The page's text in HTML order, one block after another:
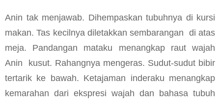
Anin tak menjawab. Dihempaskan tubuhnya di kursi
makan. Tas kecilnya diletakkan sembarangan di atas
meja. Pandangan mataku menangkap raut wajah
Anin kusut. Rahangnya mengeras. Sudut-sudut bibir
tertarik ke bawah. Ketajaman inderaku menangkap
kemarahan dari ekspresi wajah dan bahasa tubuh